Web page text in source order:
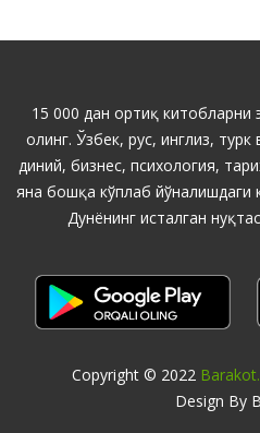
15 000 дан ортиқ китобларни
олинг. Ўзбек, рус, инглиз,
диний, бизнес, психология,
яна бошқа кўплаб йўналишдаги
Дунёнинг исталган
Copyright © 2022
Design By